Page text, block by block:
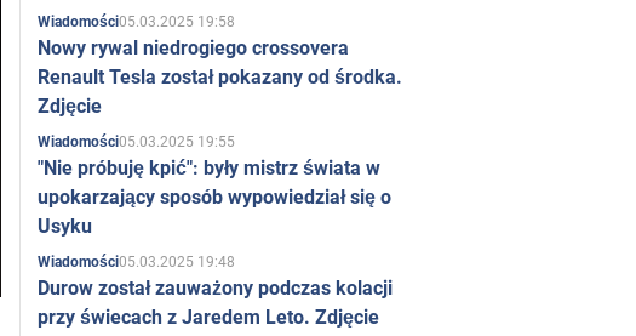
Wiadomości05.03.2025 19:58
Nowy rywal niedrogiego crossovera
Renault Tesla został pokazany od środka.
Zdjęcie
Wiadomości05.03.2025 19:55
"Nie próbuję kpić": były mistrz świata w
upokarzający sposób wypowiedział się o
Usyku
Wiadomości05.03.2025 19:48
Durow został zauważony podczas kolacji
przy świecach z Jaredem Leto. Zdjęcie